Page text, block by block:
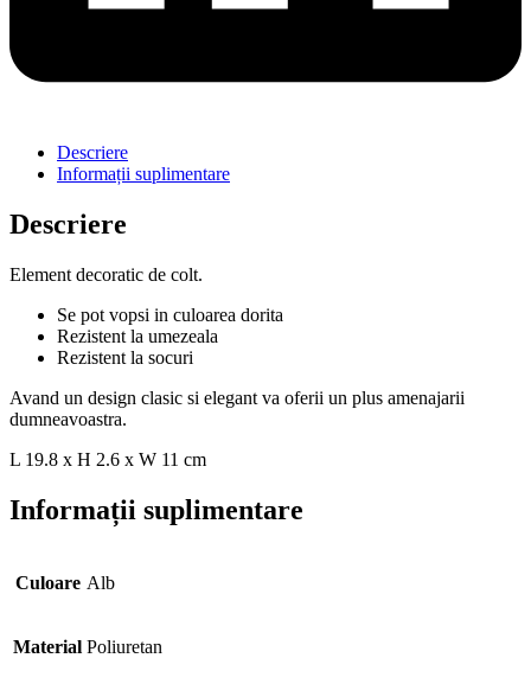
Descriere
Informații suplimentare
Descriere
Element decoratic de colt.
Se pot vopsi in culoarea dorita
Rezistent la umezeala
Rezistent la socuri
Avand un design clasic si elegant va oferii un plus amenajarii
dumneavoastra.
L 19.8 x H 2.6 x W 11 cm
Informații suplimentare
Culoare Alb
Material Poliuretan